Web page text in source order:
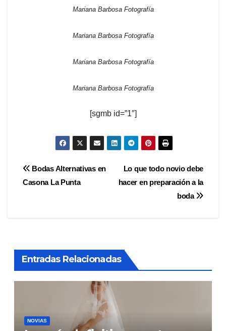
Mariana Barbosa Fotografía
Mariana Barbosa Fotografía
Mariana Barbosa Fotografía
Mariana Barbosa Fotografía
[sgmb id=”1″]
Navegación
Lo que todo novio debe
hacer en preparación a la
boda
Bodas Alternativas en
Casona La Punta
Entradas Relacionadas
NOVIAS